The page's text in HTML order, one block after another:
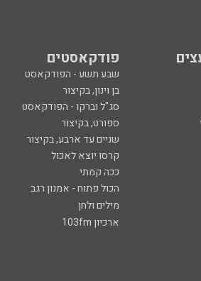
פודקאסטים
שבע תשע - הפודקאסט
בן וינון, בקיצור
סג"ל וברקו - הפודקאסט
ספורט, בקיצור
שניים עד ארבע, בקיצור
קרסו יוצא לאכול
ככה קמתי
הכול פתוח - אמנון רגב
מילים ולחן
ארכיון 103fm